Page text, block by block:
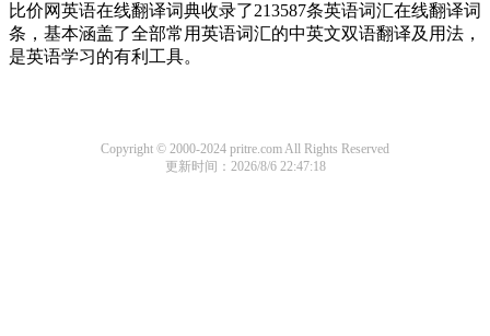
比价网英语在线翻译词典收录了213587条英语词汇在线翻译词
条，基本涵盖了全部常用英语词汇的中英文双语翻译及用法，
是英语学习的有利工具。
Copyright © 2000-2024 pritre.com All Rights Reserved
更新时间：2026/8/6 22:47:18